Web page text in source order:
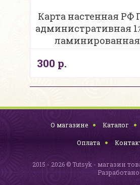
Карта настенная РФ
административная
300 р.
О магазине Каталог
Оплата
2015 - 2026 © Tutsyk - магазин